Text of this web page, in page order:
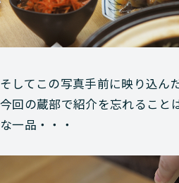
そしてこの写真手前に映り込ん
今回の蔵部で紹介を忘れること
な一品・・・